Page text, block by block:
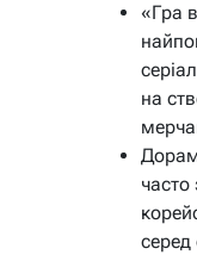
«Гра
на
часто
серед